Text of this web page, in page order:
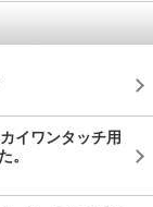
イワンタッチ用
。